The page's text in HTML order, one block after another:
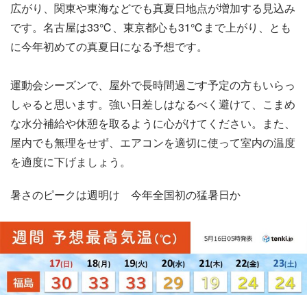
広がり、関東や東海などでも真夏日地点が増加する見込み
です。名古屋は33℃、東京都心も31℃まで上がり、とも
に今年初めての真夏日になる予想です。
運動会シーズンで、屋外で長時間過ごす予定の方もいらっ
しゃると思います。強い日差しはなるべく避けて、こまめ
な水分補給や休憩を取るように心がけてください。また、
屋内でも無理をせず、エアコンを適切に使って室内の温度
を適度に下げましょう。
暑さのピークは週明け 今年全国初の猛暑日か